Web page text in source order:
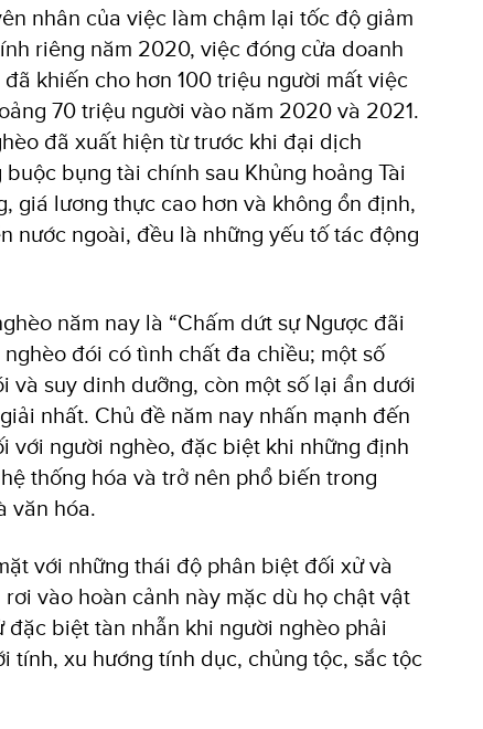
nhân của việc làm chậm lại tốc độ giảm
riêng năm 2020, việc đóng cửa doanh
khiến cho hơn 100 triệu người mất việc
70 triệu người vào năm 2020 và 2021.
đã xuất hiện từ trước khi đại dịch
bụng tài chính sau Khủng hoảng Tài
giá lương thực cao hơn và không ổn định,
nước ngoài, đều là những yếu tố tác động
năm nay là “Chấm dứt sự Ngược đãi
đói có tình chất đa chiều; một số
suy dinh dưỡng, còn một số lại ẩn dưới
nhất. Chủ đề năm nay nhấn mạnh đến
người nghèo, đặc biệt khi những định
thống hóa và trở nên phổ biến trong
văn hóa.
với những thái độ phân biệt đối xử và
vào hoàn cảnh này mặc dù họ chật vật
biệt tàn nhẫn khi người nghèo phải
xu hướng tính dục, chủng tộc, sắc tộc